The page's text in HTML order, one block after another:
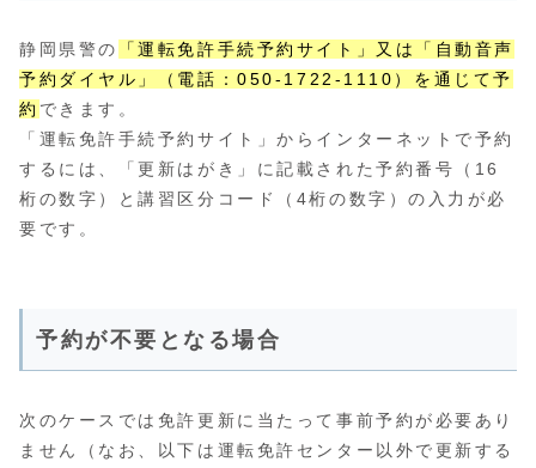
静岡県警の
「運転免許手続予約サイト」又は「自動音声
予約ダイヤル」（電話：050-1722-1110）を通じて予
約 できます。
「運転免許手続予約サイト」からインターネットで予約
するには、「更新はがき」に記載された予約番号（16
桁の数字）と講習区分コード（4桁の数字）の入力が必
要です。
予約が不要となる場合
次のケースでは免許更新に当たって事前予約が必要あり
ません（なお、以下は運転免許センター以外で更新する